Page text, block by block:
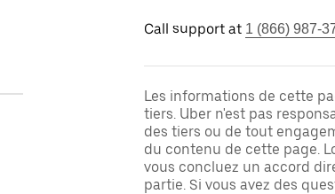
Call support at 1 (866) 987-
Les informations de cette
tiers. Uber n'est pas
des tiers ou de tout
du contenu de cette page.
vous concluez un accord
partie. Si vous avez des